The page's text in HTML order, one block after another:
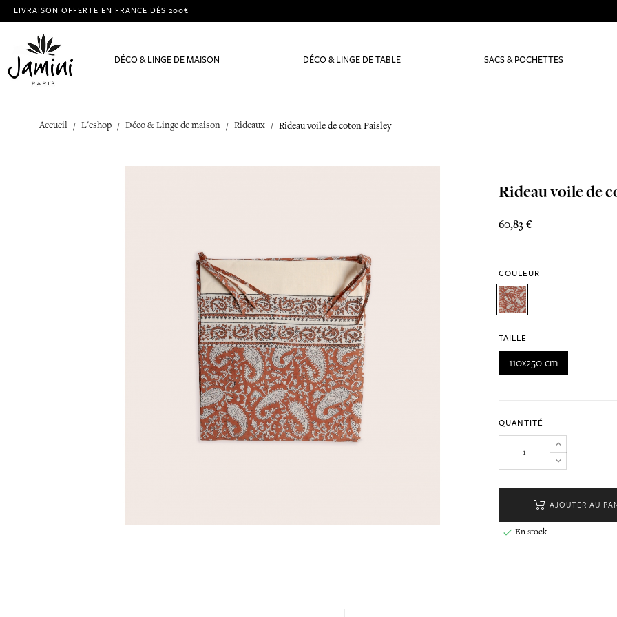
LIVRAISON OFFERTE EN FRANCE DÈS 200€
DÉCO & LINGE DE MAISON DÉCO & LINGE DE TABLE SACS & POCHETTES
Accueil L'eshop Déco & Linge de maison Rideaux Rideau voile de coton Paisley
Rideau voile de
60,83 €
COULEUR
TAILLE
110x250 cm
QUANTITÉ
AJOUTER AU
 En stock